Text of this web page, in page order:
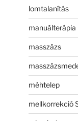
lomtalanítás
manuálterápia
masszázs
méhtelep
mellkorrekció